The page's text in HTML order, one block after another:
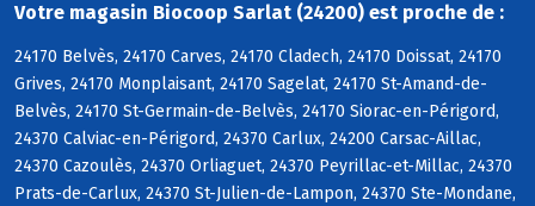
Votre magasin Biocoop Sarlat (24200) est proche de :
24170 Belvès, 24170 Carves, 24170 Cladech, 24170 Doissat, 24170
Grives, 24170 Monplaisant, 24170 Sagelat, 24170 St-Amand-de-
Belvès, 24170 St-Germain-de-Belvès, 24170 Siorac-en-Périgord,
24370 Calviac-en-Périgord, 24370 Carlux, 24200 Carsac-Aillac,
24370 Cazoulès, 24370 Orliaguet, 24370 Peyrillac-et-Millac, 24370
Prats-de-Carlux, 24370 St-Julien-de-Lampon, 24370 Ste-Mondane,